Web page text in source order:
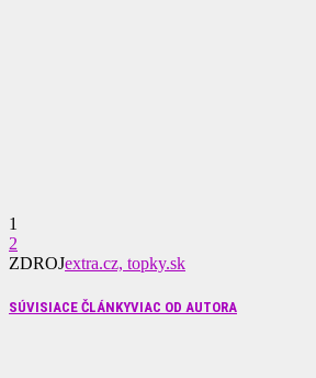
1
2
ZDROJextra.cz, topky.sk
SÚVISIACE ČLÁNKYVIAC OD AUTORA